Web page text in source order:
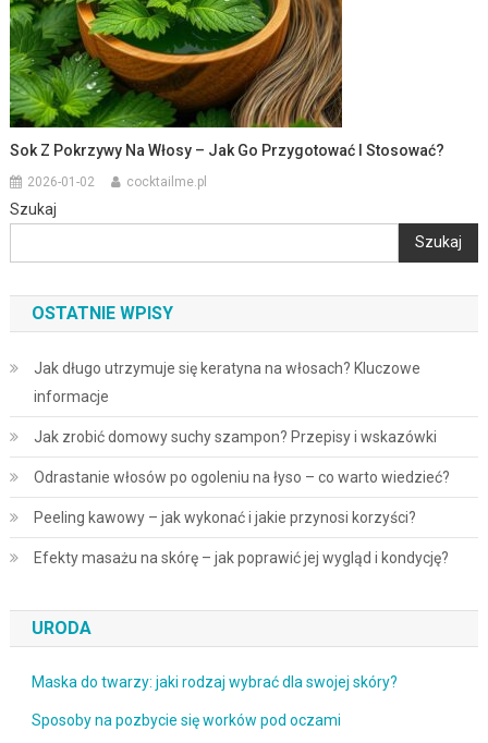
Sok Z Pokrzywy Na Włosy – Jak Go Przygotować I Stosować?
2026-01-02 cocktailme.pl
Szukaj
Szukaj
OSTATNIE WPISY
Jak długo utrzymuje się keratyna na włosach? Kluczowe
informacje
Jak zrobić domowy suchy szampon? Przepisy i wskazówki
Odrastanie włosów po ogoleniu na łyso – co warto wiedzieć?
Peeling kawowy – jak wykonać i jakie przynosi korzyści?
Efekty masażu na skórę – jak poprawić jej wygląd i kondycję?
URODA
Maska do twarzy: jaki rodzaj wybrać dla swojej skóry?
Sposoby na pozbycie się worków pod oczami